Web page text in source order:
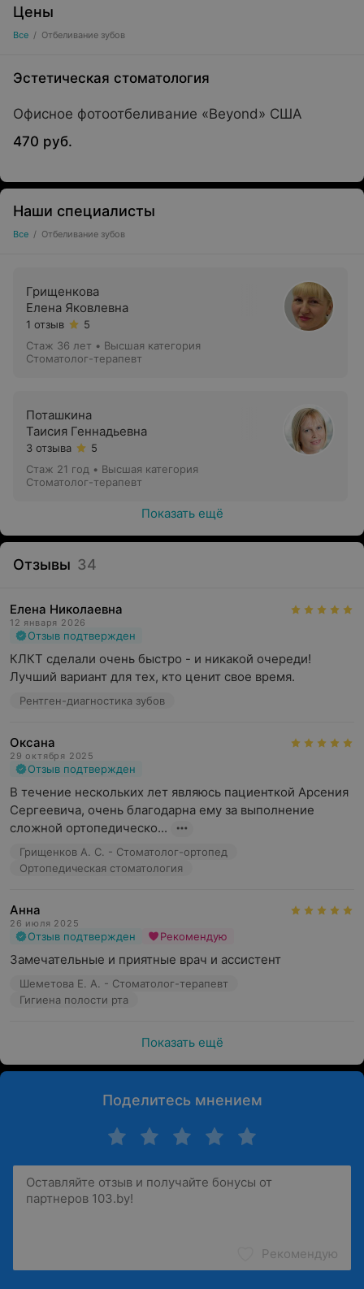
Цены
Все / Отбеливание зубов
Эстетическая стоматология
Офисное фотоотбеливание «Beyond» США
470 руб.
Наши специалисты
Все / Отбеливание зубов
Грищенкова
Елена Яковлевна
1 отзыв
5
Стаж 36 лет • Высшая категория
Стоматолог-терапевт
Поташкина
Таисия Геннадьевна
3 отзыва
5
Стаж 21 год • Высшая категория
Стоматолог-терапевт
Показать ещё
Отзывы 34
Елена Николаевна
12 января 2026
Отзыв подтвержден
КЛКТ сделали очень быстро - и никакой очереди!
Лучший вариант для тех, кто ценит свое время.
Рентген-диагностика зубов
Оксана
29 октября 2025
Отзыв подтвержден
В течение нескольких лет являюсь пациенткой Арсения
Сергеевича, очень благодарна ему за выполнение
сложной ортопедическо...
Грищенков А. С. - Стоматолог-ортопед
Ортопедическая стоматология
Анна
26 июля 2025
Отзыв подтвержден Рекомендую
Замечательные и приятные врач и ассистент
Шеметова Е. А. - Стоматолог-терапевт
Гигиена полости рта
Показать ещё
Поделитесь мнением
Рекомендую